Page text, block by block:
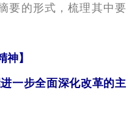
要的形式，梳理其中要
神】
一步全面深化改革的主